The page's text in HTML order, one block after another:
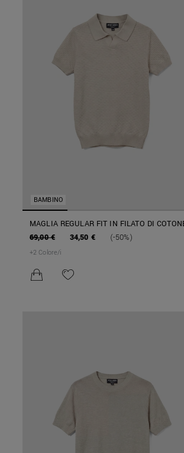
BAMBINO
MAGLIA REGULAR FIT IN FILATO DI
SOFT
69,00 € 34,50 € (-50%)
+2 Colore/i